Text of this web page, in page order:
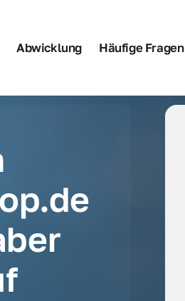
Abwicklung Häufige Fragen